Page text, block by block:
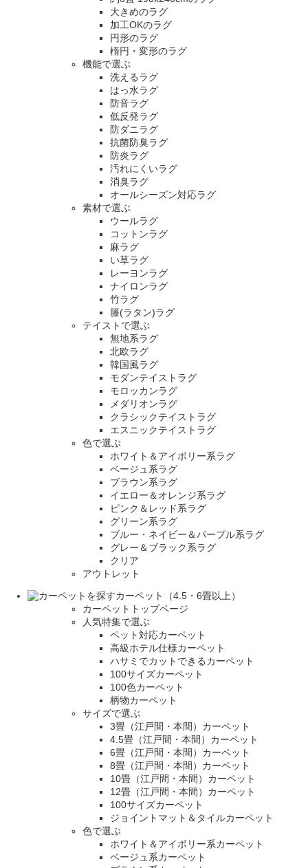
大きめのラグ
加工OKのラグ
円形のラグ
楕円・変形のラグ
機能で選ぶ
洗えるラグ
はっ水ラグ
防音ラグ
低反発ラグ
防ダニラグ
抗菌防臭ラグ
防炎ラグ
汚れにくいラグ
消臭ラグ
オールシーズン対応ラグ
素材で選ぶ
ウールラグ
コットンラグ
麻ラグ
い草ラグ
レーヨンラグ
ナイロンラグ
竹ラグ
籐(ラタン)ラグ
テイストで選ぶ
無地系ラグ
北欧ラグ
韓国風ラグ
モダンテイストラグ
モロッカンラグ
メダリオンラグ
クラシックテイストラグ
エスニックテイストラグ
色で選ぶ
ホワイト＆アイボリー系ラグ
ベージュ系ラグ
ブラウン系ラグ
イエロー＆オレンジ系ラグ
ピンク＆レッド系ラグ
グリーン系ラグ
ブルー・ネイビー＆パープル系ラグ
グレー＆ブラック系ラグ
クリア
アウトレット
カーペット（4.5・6畳以上）
カーペットトップページ
人気特集で選ぶ
ペット対応カーペット
高級ホテル仕様カーペット
ハサミでカットできるカーペット
100サイズカーペット
100色カーペット
柄物カーペット
サイズで選ぶ
3畳（江戸間・本間）カーペット
4.5畳（江戸間・本間）カーペット
6畳（江戸間・本間）カーペット
8畳（江戸間・本間）カーペット
10畳（江戸間・本間）カーペット
12畳（江戸間・本間）カーペット
100サイズカーペット
ジョイントマット＆タイルカーペット
色で選ぶ
ホワイト＆アイボリー系カーペット
ベージュ系カーペット